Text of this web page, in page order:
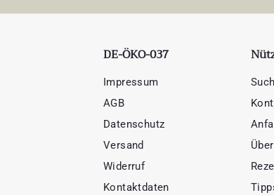
DE-ÖKO-037
Impressum
AGB
Datenschutz
Versand
Widerruf
Kontaktdaten